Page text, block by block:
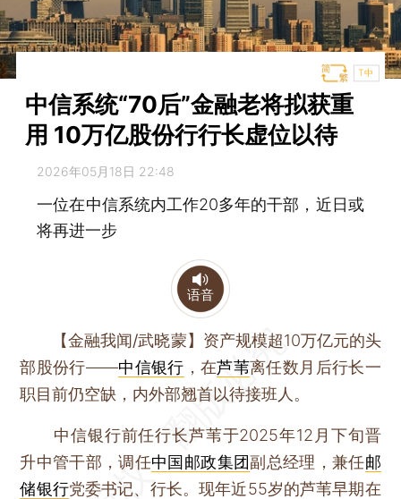
T中
中信系统“70后”金融老将拟获重
用 10万亿股份行行长虚位以待
2026年05月18日 22:48
一位在中信系统内工作20多年的干部，近日或
将再进一步
语音
【金融我闻/武晓蒙】 资产规模超10万亿元的头
部股份行——中信银行 ，在芦苇离任数月后行长一
职目前仍空缺，内外部翘首以待接班人。
中信银行前任行长芦苇于2025年12月下旬晋
升中管干部，调任中国邮政集团副总经理，兼任邮
储银行党委书记、行长。现年近55岁的芦苇早期在